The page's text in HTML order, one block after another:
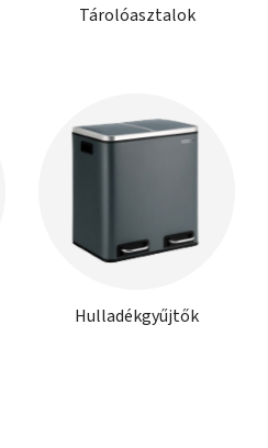
Tárolóasztalok
Hulladékgyűjtők